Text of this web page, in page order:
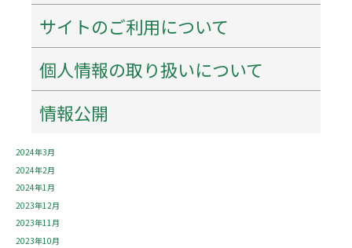
サイトのご利用について
個人情報の取り扱いについて
情報公開
2024年12月
2024年11月
2024年9月
2024年8月
2024年6月
2024年3月
2024年2月
2024年1月
2023年12月
2023年11月
2023年10月